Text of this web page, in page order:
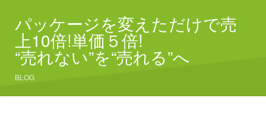
パッケージを変えただけで売
上10倍!単価５倍!
“売れない”を“売れる”へ
BLOG